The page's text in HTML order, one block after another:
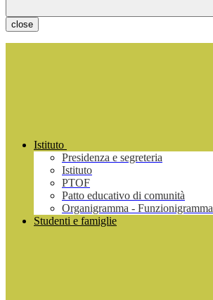
close
Istituto
Presidenza e segreteria
Istituto
PTOF
Patto educativo di comunità
Organigramma - Funzionigramma
Studenti e famiglie